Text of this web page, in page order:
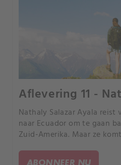
Aflevering 11 -
Nathaly Salazar Ayala reist
naar Ecuador om te gaan
Zuid-Amerika. Maar ze
ABONNEER NU